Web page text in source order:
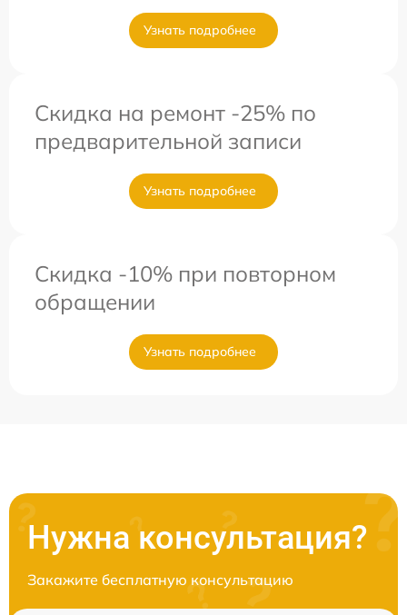
Узнать подробнее
Скидка на ремонт -25% по
предварительной записи
Узнать подробнее
Скидка -10% при повторном
обращении
Узнать подробнее
Нужна консультация?
Закажите бесплатную консультацию